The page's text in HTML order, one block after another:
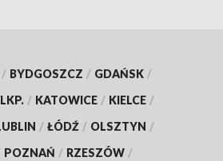
/ BYDGOSZCZ / GDAŃSK /
/ KATOWICE / KIELCE /
/ ŁÓDŹ / OLSZTYN /
POZNAŃ / RZESZÓW /